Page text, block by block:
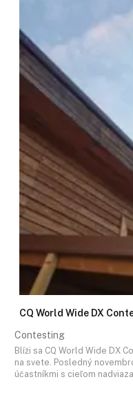
CQ World Wide DX
Contesting
Blíži sa CQ World Wide DX
na svete. Posledný
účastníkmi s cieľom